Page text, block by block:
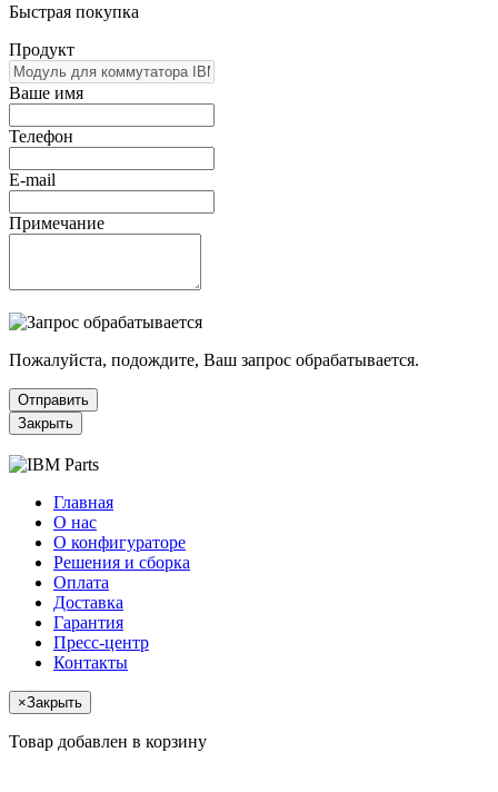
Быстрая покупка
Продукт
Ваше имя
Телефон
E-mail
Примечание
Пожалуйста, подождите, Ваш запрос обрабатывается.
Отправить
Закрыть
Главная
О нас
О конфигураторе
Решения и сборка
Оплата
Доставка
Гарантия
Пресс-центр
Контакты
×Закрыть
Товар добавлен в корзину